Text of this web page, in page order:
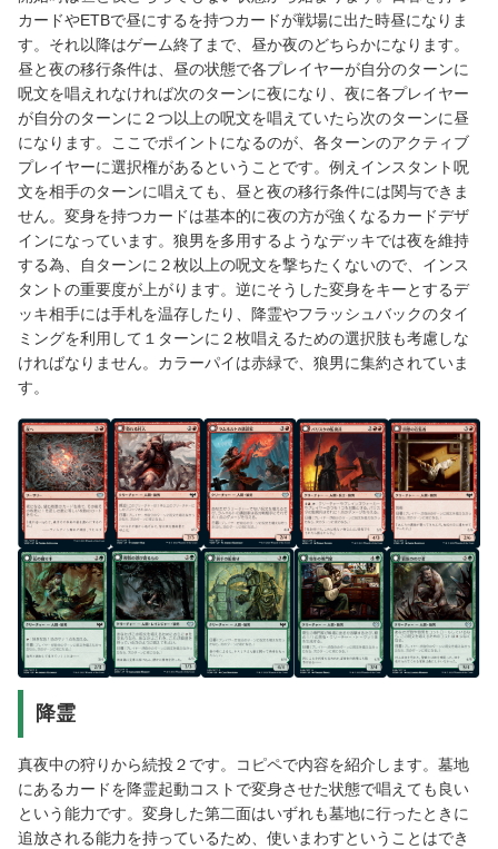
カードやETBで昼にするを持つカードが戦場に出た時昼になりま
す。それ以降はゲーム終了まで、昼か夜のどちらかになります。
昼と夜の移行条件は、昼の状態で各プレイヤーが自分のターンに
呪文を唱えれなければ次のターンに夜になり、夜に各プレイヤー
が自分のターンに２つ以上の呪文を唱えていたら次のターンに昼
になります。ここでポイントになるのが、各ターンのアクティブ
プレイヤーに選択権があるということです。例えインスタント呪
文を相手のターンに唱えても、昼と夜の移行条件には関与できま
せん。変身を持つカードは基本的に夜の方が強くなるカードデザ
インになっています。狼男を多用するようなデッキでは夜を維持
する為、自ターンに２枚以上の呪文を撃ちたくないので、インス
タントの重要度が上がります。逆にそうした変身をキーとするデ
ッキ相手には手札を温存したり、降霊やフラッシュバックのタイ
ミングを利用して１ターンに２枚唱えるための選択肢も考慮しな
ければなりません。カラーパイは赤緑で、狼男に集約されていま
す。
降霊
真夜中の狩りから続投２です。コピペで内容を紹介します。墓地
にあるカードを降霊起動コストで変身させた状態で唱えても良い
という能力です。変身した第二面はいずれも墓地に行ったときに
追放される能力を持っているため、使いまわすということはでき